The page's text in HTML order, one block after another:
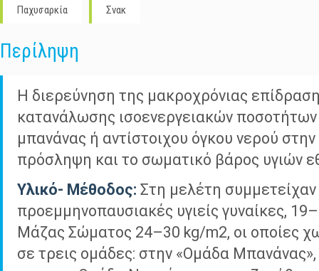
Παχυσαρκία Σνακ
Περίληψη
Η διερεύνηση της μακροχρόνιας
κατανάλωσης ισοενεργειακών
μπανάνας ή αντίστοιχου όγκου νερού
πρόσληψη και το σωματικό βάρος υγιών
Υλικό- Μέθοδος: Στη μελέτη
προεμμηνοπαυσιακές υγιείς γυναίκες,
Μάζας Σώματος 24–30 kg/m2, οι οποίες
σε τρεις ομάδες: στην «Ομάδα